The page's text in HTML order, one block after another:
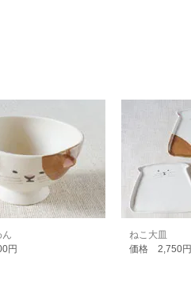
ん
円
ねこ大皿
価格 2,750円